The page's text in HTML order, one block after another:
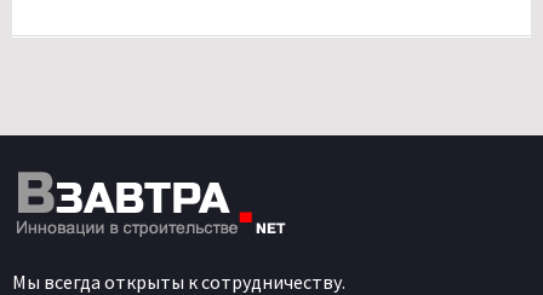
Мы всегда открыты к сотрудничеству.